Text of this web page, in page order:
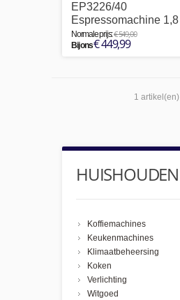
EP3226/40
Espressomachine 1,8 l
Normale prijs:€ 549,00
Bij ons€ 449,99
1 artikel(en)
HUISHOUDEN
Koffiemachines
Keukenmachines
Klimaatbeheersing
Koken
Verlichting
Witgoed